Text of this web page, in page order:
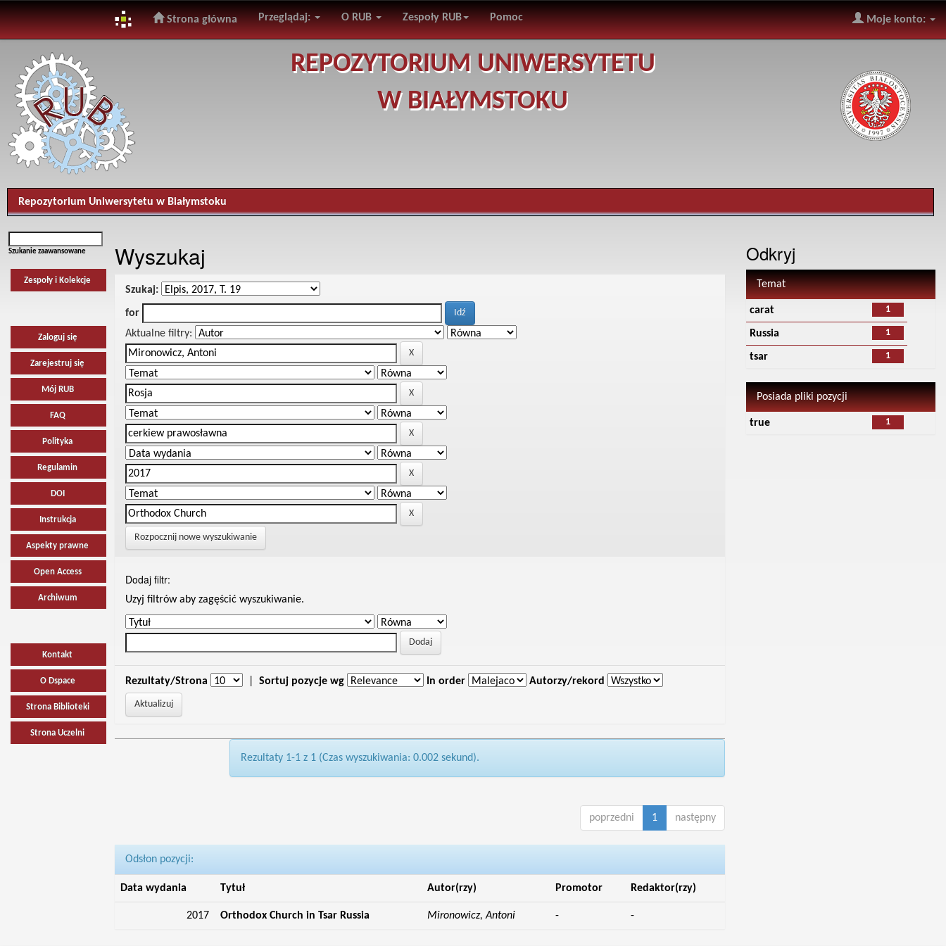
navigation
Strona główna Przeglądaj: O RUB Zespoły RUB Pomoc Moje konto:
REPOZYTORIUM UNIWERSYTETU
W BIAŁYMSTOKU
Repozytorium Uniwersytetu w Białymstoku
Szukanie zaawansowane
Zespoły i Kolekcje
Zaloguj się
Zarejestruj się
Mój RUB
FAQ
Polityka
Regulamin
DOI
Instrukcja
Aspekty prawne
Open Access
Archiwum
Kontakt
O Dspace
Strona Biblioteki
Strona Uczelni
Wyszukaj
Szukaj:
for
Aktualne filtry:
Rozpocznij nowe wyszukiwanie
Dodaj filtr:
Uzyj filtrów aby zagęścić wyszukiwanie.
Rezultaty/Strona Sortuj pozycje wg In order Autorzy/rekord
Rezultaty 1-1 z 1 (Czas wyszukiwania: 0.002 sekund).
poprzedni 1 następny
Odsłon pozycji:
Data wydania Tytuł Autor(rzy) Promotor Redaktor(rzy)
2017 Orthodox Church in Tsar Russia Mironowicz, Antoni - -
Odkryj
Temat
1
carat
1
Russia
1
tsar
Posiada pliki pozycji
1
true